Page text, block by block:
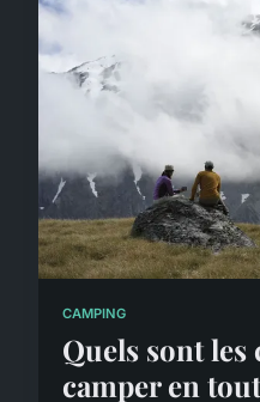
CAMPING
Quels sont
camper en